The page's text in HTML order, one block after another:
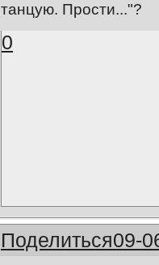
танцую. Прости..."?
0
Поделиться09-